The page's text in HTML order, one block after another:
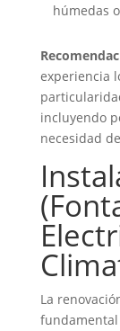
húmedas
experiencia
incluyendo
necesidad
La